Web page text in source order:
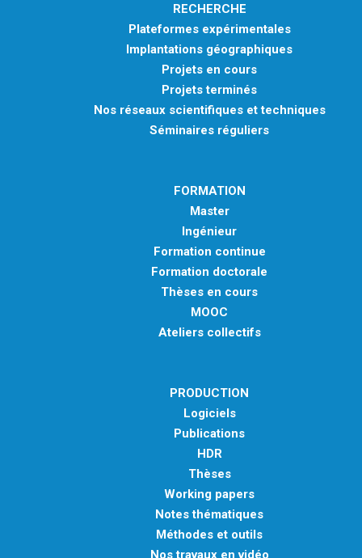
RECHERCHE
Plateformes expérimentales
Implantations géographiques
Projets en cours
Projets terminés
Nos réseaux scientifiques et techniques
Séminaires réguliers
FORMATION
Master
Ingénieur
Formation continue
Formation doctorale
Thèses en cours
MOOC
Ateliers collectifs
PRODUCTION
Logiciels
Publications
HDR
Thèses
Working papers
Notes thématiques
Méthodes et outils
Nos travaux en vidéo